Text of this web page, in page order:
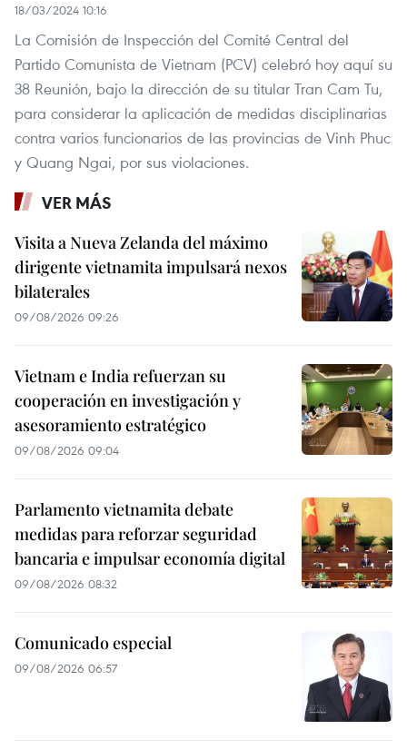
18/03/2024 10:16
La Comisión de Inspección del Comité Central del
Partido Comunista de Vietnam (PCV) celebró hoy aquí su
38 Reunión, bajo la dirección de su titular Tran Cam Tu,
para considerar la aplicación de medidas disciplinarias
contra varios funcionarios de las provincias de Vinh Phuc
y Quang Ngai, por sus violaciones.
VER MÁS
Visita a Nueva Zelanda del máximo
dirigente vietnamita impulsará nexos
bilaterales
09/08/2026 09:26
Vietnam e India refuerzan su
cooperación en investigación y
asesoramiento estratégico
09/08/2026 09:04
Parlamento vietnamita debate
medidas para reforzar seguridad
bancaria e impulsar economía digital
09/08/2026 08:32
Comunicado especial
09/08/2026 06:57